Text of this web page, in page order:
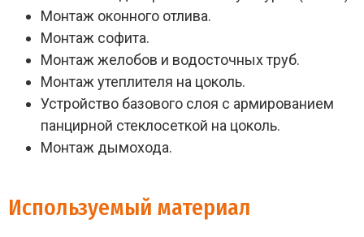
Монтаж оконного отлива.
Монтаж софита.
Монтаж желобов и водосточных труб.
Монтаж утеплителя на цоколь.
Устройство базового слоя с армированием
панцирной стеклосеткой на цоколь.
Монтаж дымохода.
Используемый материал